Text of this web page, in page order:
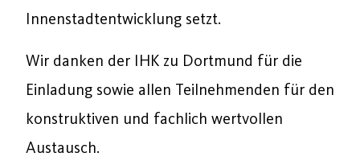
Innenstadtentwicklung setzt.
Wir danken der IHK zu Dortmund für die
Einladung sowie allen Teilnehmenden für den
konstruktiven und fachlich wertvollen
Austausch.